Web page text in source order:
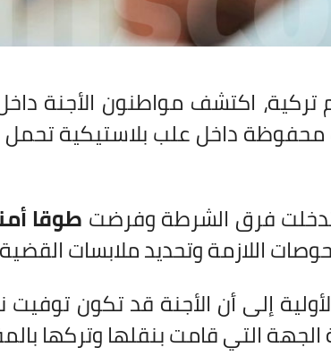
اكتشف مواطنون الأجنة داخل
محفوظة داخل علب بلاستيكية
تدخلت فرق الشرطة وفرضت طوقا
اللازمة وتحديد ملابسات
إلى أن الأجنة قد تكون توفيت
التي قامت بنقلها وتركها